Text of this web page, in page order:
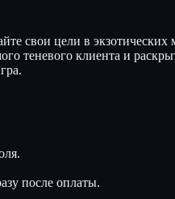
свои цели в экзотических
теневого клиента и
после оплаты.